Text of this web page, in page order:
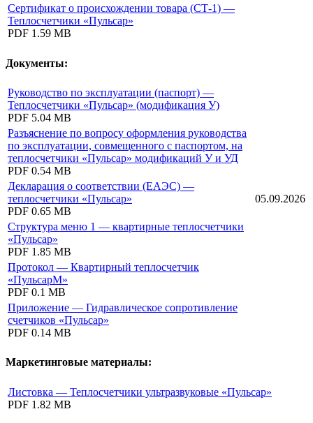
Сертификат о происхождении товара (СТ-1) —
Теплосчетчики «Пульсар»
PDF 1.59 MB
Документы:
Руководство по эксплуатации (паспорт) —
Теплосчетчики «Пульсар» (модификация У)
PDF 5.04 MB
Разъяснение по вопросу оформления руководства
по эксплуатации, совмещенного с паспортом, на
теплосчетчики «Пульсар» модификаций У и УД
PDF 0.54 MB
Декларация о соответствии (ЕАЭС) —
теплосчетчики «Пульсар»
PDF 0.65 MB
05.09.2026
Структура меню 1 — квартирные теплосчетчики
«Пульсар»
PDF 1.85 MB
Протокол — Квартирный теплосчетчик
«ПульсарМ»
PDF 0.1 MB
Приложение — Гидравлическое сопротивление
счетчиков «Пульсар»
PDF 0.14 MB
Маркетинговые материалы:
Листовка — Теплосчетчики ультразвуковые «Пульсар»
PDF 1.82 MB